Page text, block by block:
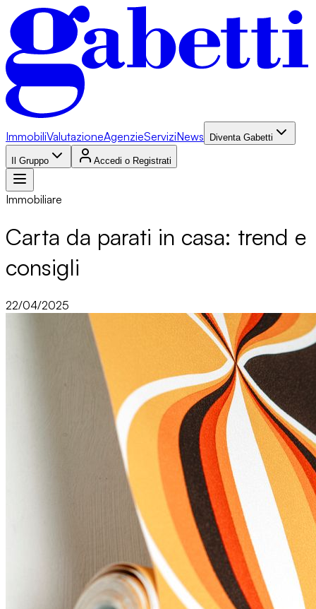
ImmobiliValutazioneAgenzieServiziNews Diventa Gabetti
Il Gruppo Accedi o Registrati
Immobiliare
Carta da parati in casa: trend e
consigli
22/04/2025